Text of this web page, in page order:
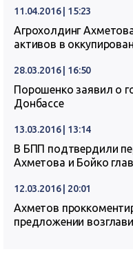
11.04.2016 | 15:23
Агрохолдинг
активов в
28.03.2016 | 16:50
Порошенко заявил о
Донбассе
13.03.2016 | 13:14
В БПП подтвердили
Ахметова и Бойко
12.03.2016 | 20:01
Ахметов
предложении